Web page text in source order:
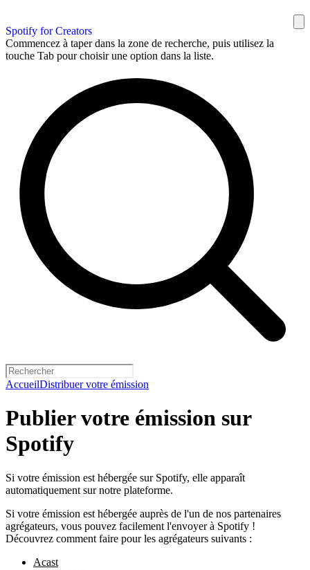
Spotify for Creators
Commencez à taper dans la zone de recherche, puis utilisez la
touche Tab pour choisir une option dans la liste.
AccueilDistribuer votre émission
Publier votre émission sur
Spotify
Si votre émission est hébergée sur Spotify, elle apparaît
automatiquement sur notre plateforme.
Si votre émission est hébergée auprès de l'un de nos partenaires
agrégateurs, vous pouvez facilement l'envoyer à Spotify !
Découvrez comment faire pour les agrégateurs suivants :
Acast